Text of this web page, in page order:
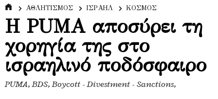
ΑΘΛΗΤΙΣΜΟΣ ΙΣΡΑΗΛ ΚΟΣΜΟΣ
Η PUMA αποσύρει τη
χορηγία της στο
ισραηλινό ποδόσφαιρο
PUMA, BDS, Boycott - Divestment - Sanctions,